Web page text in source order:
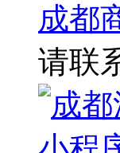
成都
请联